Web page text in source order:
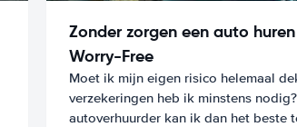
Zonder zorgen een auto
Worry-Free
Moet ik mijn eigen risico helemaal
verzekeringen heb ik minstens
autoverhuurder kan ik dan het beste